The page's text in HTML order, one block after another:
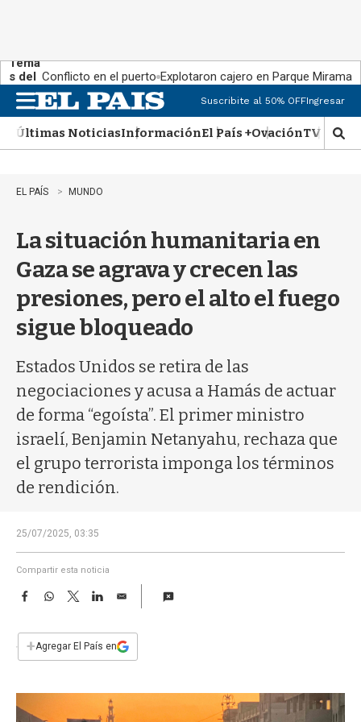
Tema
s del
día:
Conflicto en el puerto Explotaron cajero en Parque Miramar
n
u
Suscribite al 50% OFFIngresar
Últimas NoticiasInformaciónEl País +OvaciónTV Show
M
o
q
EL PAÍS MUNDO
La situación humanitaria en
Gaza se agrava y crecen las
presiones, pero el alto el fuego
sigue bloqueado
Estados Unidos se retira de las
negociaciones y acusa a Hamás de actuar
de forma “egoísta”. El primer ministro
israelí, Benjamin Netanyahu, rechaza que
el grupo terrorista imponga los términos
de rendición.
25/07/2025, 03:35
Compartir esta noticia
F
e
b
W
s
T
w
t
L
E
i
l
+Agregar El País en